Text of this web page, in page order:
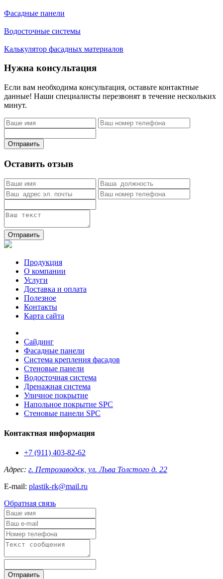
Фасадные панели
Водосточные системы
Калькулятор фасадных материалов
Нужна консультация
Если вам необходима консультация, оставьте контактные
данные! Наши специалисты перезвонят в течение нескольких
минут.
Отправить
Оставить отзыв
Отправить
Продукция
О компании
Услуги
Доставка и оплата
Полезное
Контакты
Карта сайта
Сайдинг
Фасадные панели
Система крепления фасадов
Стеновые панели
Водосточная система
Дренажная система
Уличное покрытие
Напольное покрытие SPC
Стеновые панели SPC
Контактная информация
+7 (911) 403-82-62
Адрес: г. Петрозаводск, ул. Льва Толстого д. 22
E-mail: plastik-rk@mail.ru
Обратная связь
Отправить